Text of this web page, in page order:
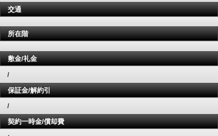
交通
所在階
敷金/礼金
/
保証金/解約引
/
契約一時金/償却費